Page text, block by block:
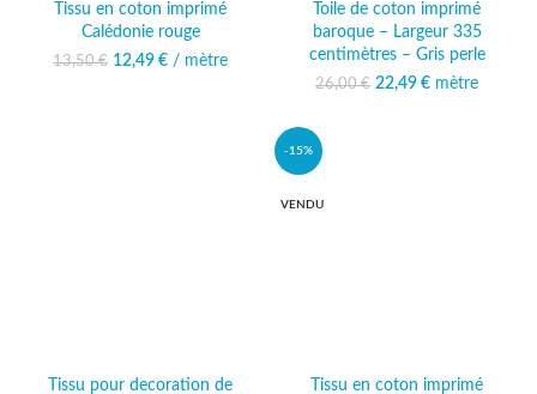
Tissu en coton imprimé
Calédonie rouge
13,50€
Le prix initial était :
12,49 €
Le prix
/ mètre
Toile de coton imprimé
baroque – Largeur 335
centimètres – Gris perle
26,00€ Le prix initial était :
22,49 €
Le prix
mètre
Tissu pour decoration de
-15%
VENDU
Tissu en coton imprimé